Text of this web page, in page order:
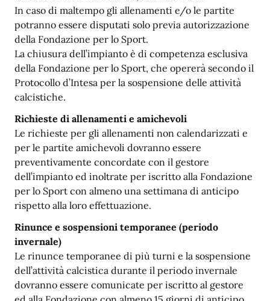
In caso di maltempo gli allenamenti e/o le partite
potranno essere disputati solo previa autorizzazione
della Fondazione per lo Sport.
La chiusura dell’impianto è di competenza esclusiva
della Fondazione per lo Sport, che opererà secondo il
Protocollo d’Intesa per la sospensione delle attività
calcistiche.
Richieste di allenamenti e amichevoli
Le richieste per gli allenamenti non calendarizzati e
per le partite amichevoli dovranno essere
preventivamente concordate con il gestore
dell’impianto ed inoltrate per iscritto alla Fondazione
per lo Sport con almeno una settimana di anticipo
rispetto alla loro effettuazione.
Rinunce e sospensioni temporanee (periodo
invernale)
Le rinunce temporanee di più turni e la sospensione
dell’attività calcistica durante il periodo invernale
dovranno essere comunicate per iscritto al gestore